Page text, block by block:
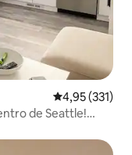
4,95 de uma
4,95 (331)
de Seattle!